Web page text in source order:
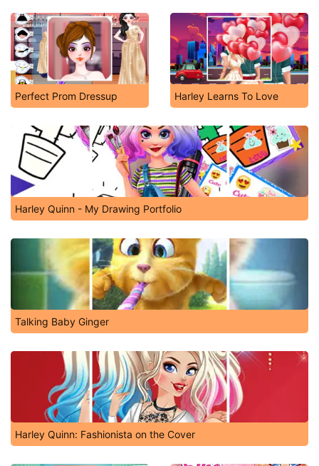
Perfect Prom Dressup Harley Learns To Love
Harley Quinn - My Drawing Portfolio
Talking Baby Ginger
Harley Quinn: Fashionista on the Cover